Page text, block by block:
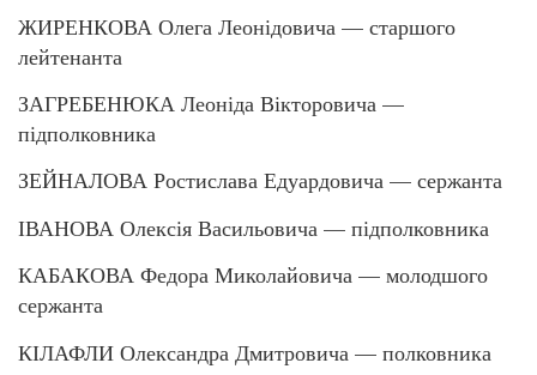
ЖИРЕНКОВА Олега Леонідовича — старшого
лейтенанта
ЗАГРЕБЕНЮКА Леоніда Вікторовича —
підполковника
ЗЕЙНАЛОВА Ростислава Едуардовича — сержанта
ІВАНОВА Олексія Васильовича — підполковника
КАБАКОВА Федора Миколайовича — молодшого
сержанта
КІЛАФЛИ Олександра Дмитровича — полковника